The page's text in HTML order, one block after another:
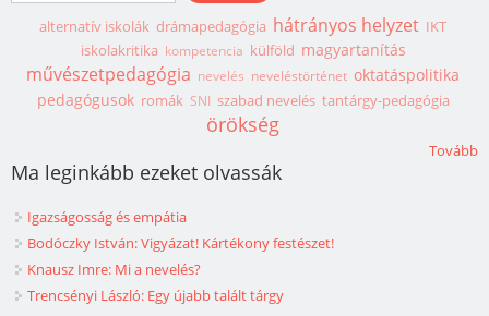
alternatív iskolák drámapedagógia hátrányos helyzet IKT
iskolakritika kompetencia külföld magyartanítás
művészetpedagógia nevelés neveléstörténet oktatáspolitika
pedagógusok romák SNI szabad nevelés tantárgy-pedagógia
örökség
Tovább
Ma leginkább ezeket olvassák
Igazságosság és empátia
Bodóczky István: Vigyázat! Kártékony festészet!
Knausz Imre: Mi a nevelés?
Trencsényi László: Egy újabb talált tárgy